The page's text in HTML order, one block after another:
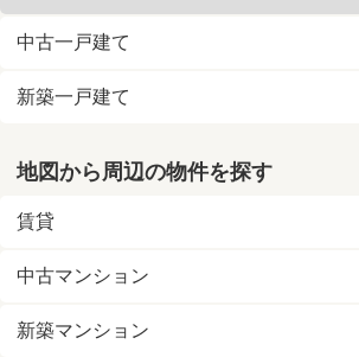
中古一戸建て
新築一戸建て
地図から周辺の物件を探す
賃貸
中古マンション
新築マンション